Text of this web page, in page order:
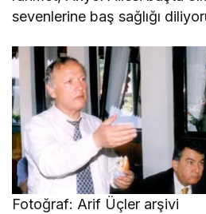
sevenlerine baş sağlığı
Fotoğraf: Arif Üçler arşivi